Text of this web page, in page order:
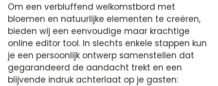
Om een verbluffend welkomstbord met
bloemen en natuurlijke elementen te creëren,
bieden wij een eenvoudige maar krachtige
online editor tool. In slechts enkele stappen kun
je een persoonlijk ontwerp samenstellen dat
gegarandeerd de aandacht trekt en een
blijvende indruk achterlaat op je gasten: